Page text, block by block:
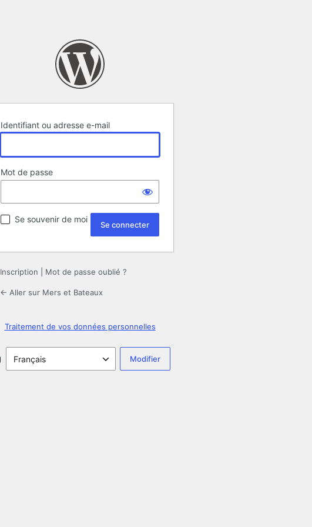
Identifiant ou adresse e-mail
Mot de passe
Se souvenir de moi
Inscription Mot de passe oublié ?
← Aller sur Mers et Bateaux
Traitement de vos données personnelles
Langue